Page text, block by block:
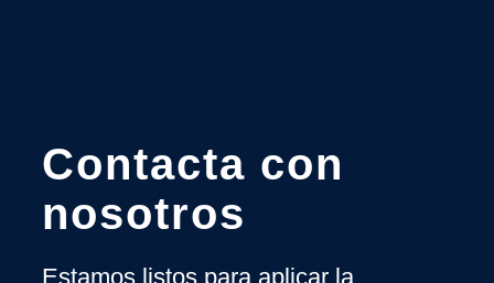
Contacta con
nosotros
Estamos listos para aplicar la